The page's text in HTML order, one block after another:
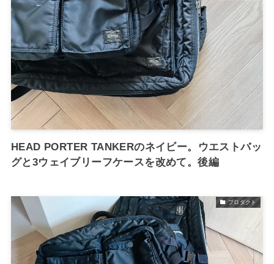
HEAD PORTER TANKERのネイビー。ウエストバッ
グと3ウェイブリーフケースを改めて。後編
プロダクト